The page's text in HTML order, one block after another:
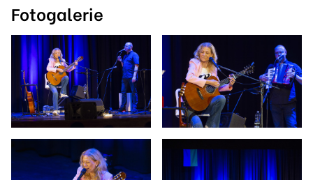
Fotogalerie